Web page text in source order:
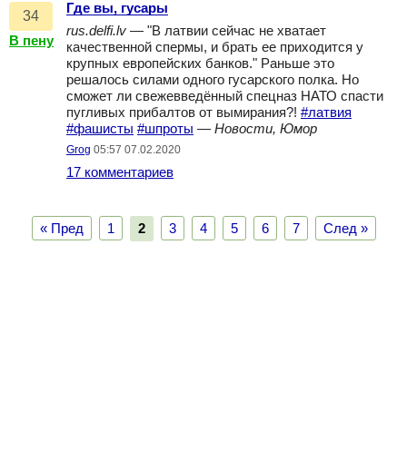
34
В пену
Где вы, гусары
rus.delfi.lv — "В латвии сейчас не хватает
качественной спермы, и брать ее приходится у
крупных европейских банков." Раньше это
решалось силами одного гусарского полка. Но
сможет ли свежевведённый спецназ НАТО спасти
пугливых прибалтов от вымирания?! #латвия
#фашисты #шпроты — Новости, Юмор
Grog 05:57 07.02.2020
17 комментариев
« Пред 1 2 3 4 5 6 7 След »